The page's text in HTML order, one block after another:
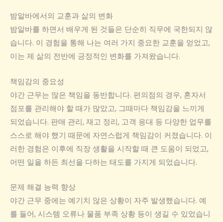
밤알바에서의 교훈과 삶의 변화
밤알바를 하면서 배우게 된 것들은 단순히 직무에 국한되지 않
습니다. 이 경험을 통해 나는 여러 가지 중요한 교훈을 얻었고,
이는 제 삶의 전반에 긍정적인 변화를 가져왔습니다.
책임감의 중요성
야간 근무는 많은 책임을 동반합니다. 편의점의 경우, 혼자서
점포를 관리해야 할 때가 많았고, 그때마다 책임감을 느끼게
되었습니다. 판매 관리, 재고 정리, 고객 응대 등 다양한 업무를
스스로 해야 했기 때문에 자연스럽게 책임감이 커졌습니다. 이
러한 경험은 이후에 직장 생활을 시작할 때 큰 도움이 되었고,
어떤 일을 하든 최선을 다하는 태도를 가지게 되었습니다.
문제 해결 능력 향상
야간 근무 중에는 예기치 않은 상황이 자주 발생했습니다. 예
를 들어, 시스템 오류나 물품 부족 상황 등이 생길 수 있었습니